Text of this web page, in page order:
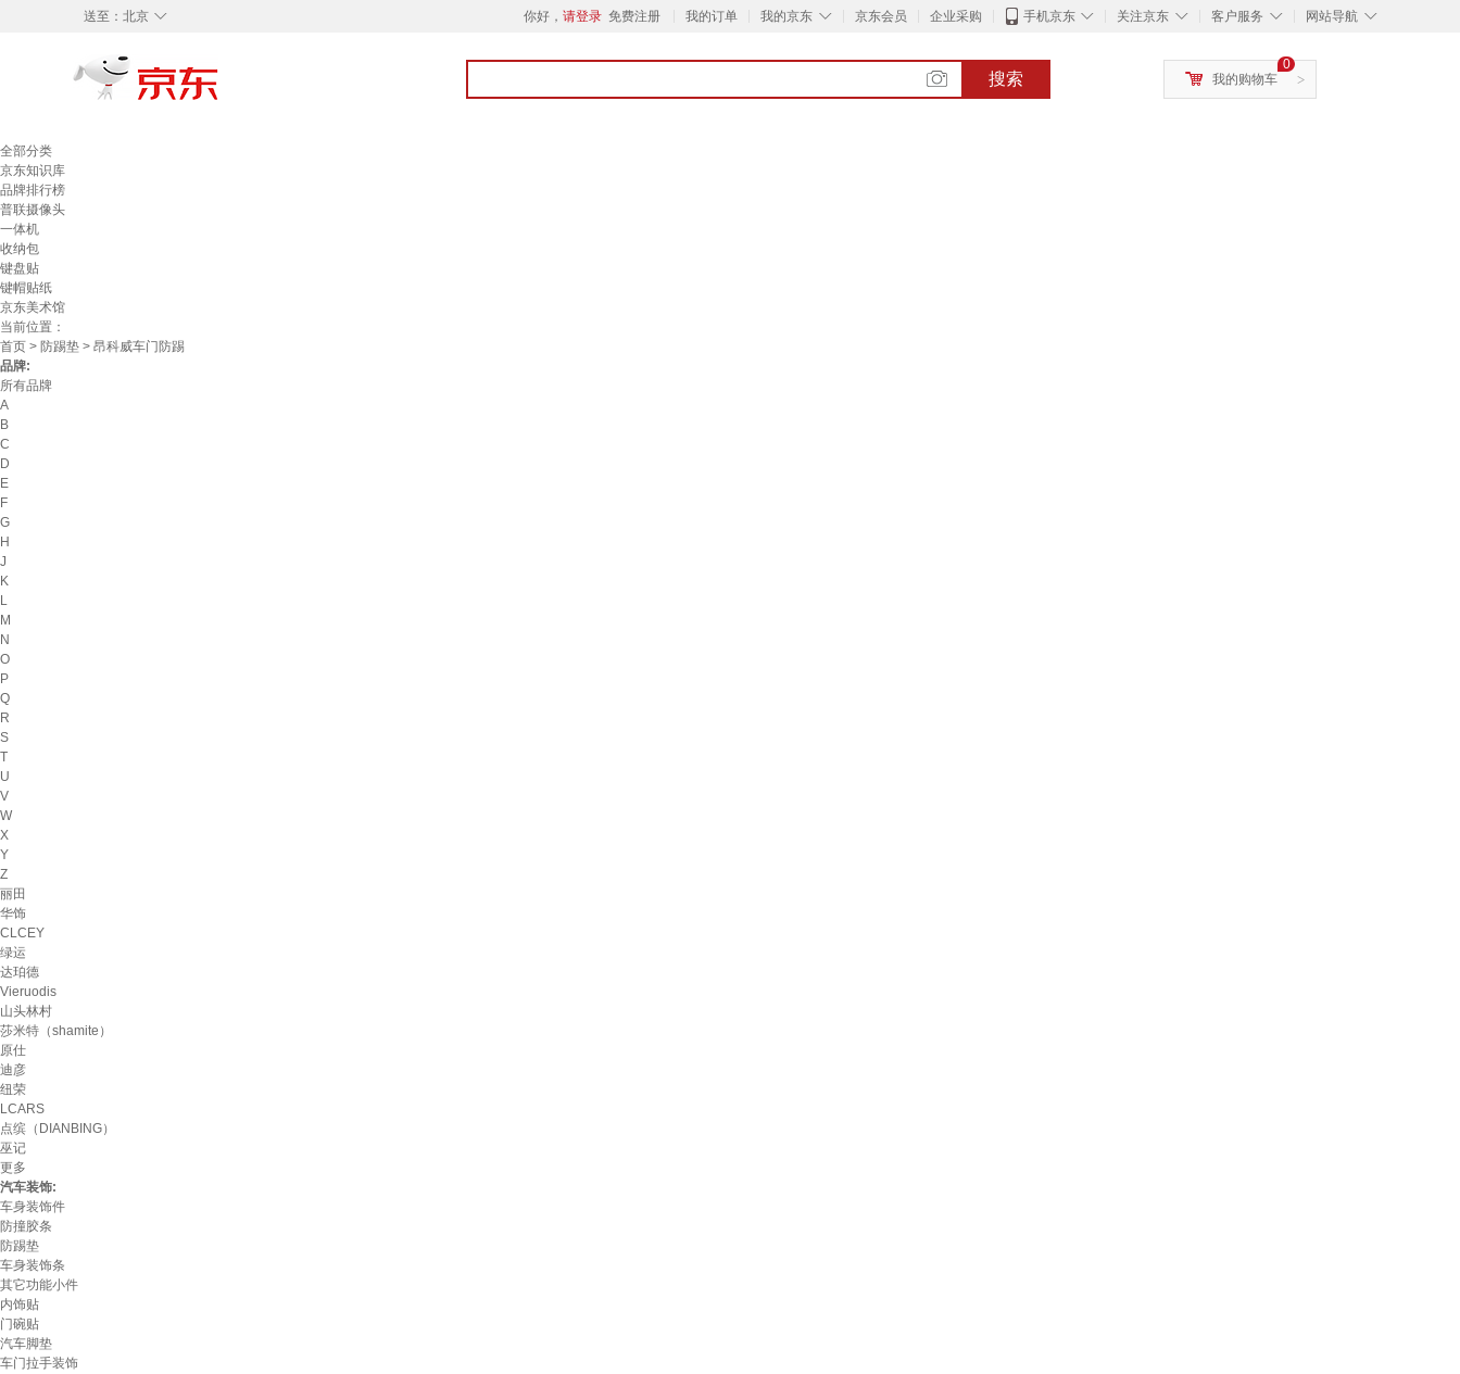
◇
送至： 北京 你好， 请登录 免费注册 我的订单 ◇
我的京东 京东会员 企业采购 ◇
手机京东 ◇
关注京东 ◇
客户服务 ◇
网站导航
搜索 >
0
我的购物车
全部分类
京东知识库
品牌排行榜
普联摄像头
一体机
收纳包
键盘贴
键帽贴纸
京东美术馆
当前位置：
首页 > 防踢垫 > 昂科威车门防踢
品牌:
所有品牌
A
B
C
D
E
F
G
H
J
K
L
M
N
O
P
Q
R
S
T
U
V
W
X
Y
Z
丽田
华饰
CLCEY
绿运
达珀德
Vieruodis
山头林村
莎米特（shamite）
原仕
迪彦
纽荣
LCARS
点缤（DIANBING）
巫记
更多
汽车装饰:
车身装饰件
防撞胶条
防踢垫
车身装饰条
其它功能小件
内饰贴
门碗贴
汽车脚垫
车门拉手装饰